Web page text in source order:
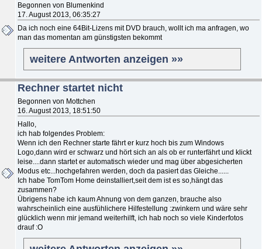
Begonnen von Blumenkind
17. August 2013, 06:35:27
Da ich noch eine 64Bit-Lizens mit DVD brauch, wollt ich ma anfragen, wo
man das momentan am günstigsten bekommt
weitere Antworten anzeigen »»
Rechner startet nicht
Begonnen von Mottchen
16. August 2013, 18:51:50
Hallo,
ich hab folgendes Problem:
Wenn ich den Rechner starte fährt er kurz hoch bis zum Windows
Logo,dann wird er schwarz und hört sich an als ob er runterfährt und klickt
leise....dann startet er automatisch wieder und mag über abgesicherten
Modus etc...hochgefahren werden, doch da pasiert das Gleiche......
Ich habe TomTom Home deinstalliert,seit dem ist es so,hängt das
zusammen?
Übrigens habe ich kaum Ahnung von dem ganzen, brauche also
wahrscheinlich eine ausfühlichere Hilfestellung :zwinkern und wäre sehr
glücklich wenn mir jemand weiterhilft, ich hab noch so viele Kinderfotos
drauf :O